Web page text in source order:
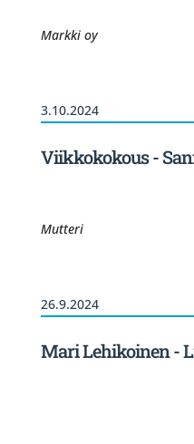
Markki oy
3.10.2024
Viikkokokous -
Mutteri
26.9.2024
Mari Lehikoinen -